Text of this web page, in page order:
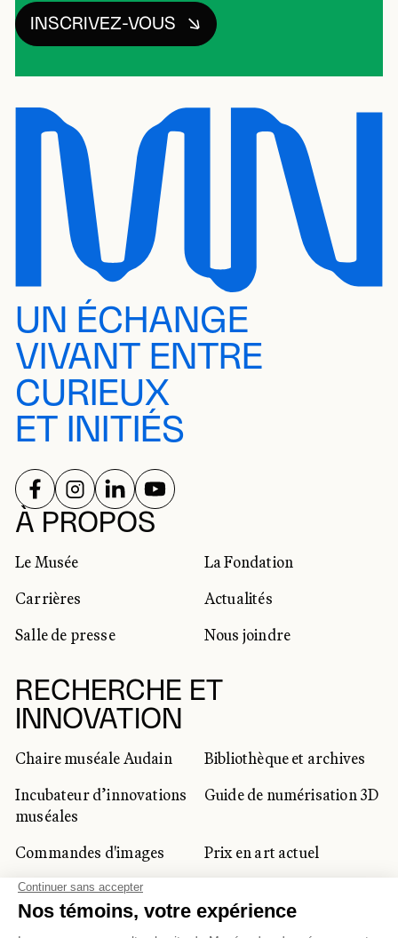
INSCRIVEZ-VOUS
UN ÉCHANGE
VIVANT ENTRE
CURIEUX
ET INITIÉS
À PROPOS
Le Musée
La Fondation
Carrières
Actualités
Salle de presse
Nous joindre
RECHERCHE ET
INNOVATION
Chaire muséale Audain
Bibliothèque et archives
Incubateur d’innovations
muséales
Guide de numérisation 3D
Commandes d'images
Prix en art actuel
Prix Lynne-Cohen
RÉSEAUX SOCIAUX
SUIVEZ-NOUS SUR
SUIVEZ-NOUS SUR
SUIVEZ-NOUS SUR
SUIVEZ-NOUS SUR